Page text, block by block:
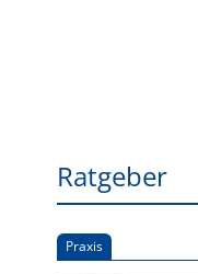
Ratgeber
Praxis